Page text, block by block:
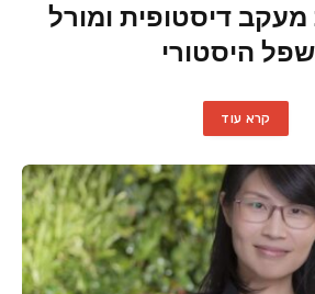
מעקב דיסטופית ומורל
היסטורי
קרא עוד